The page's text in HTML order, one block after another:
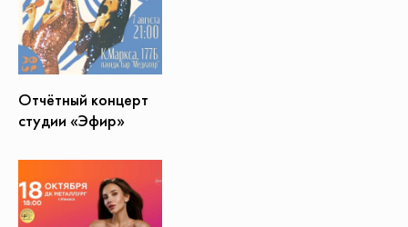
Отчётный концерт
студии «Эфир»